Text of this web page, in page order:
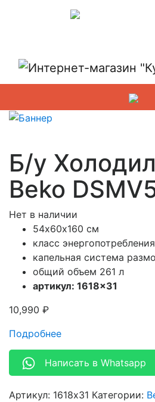
Б/у
Beko
Нет в наличии
54х60х160 см
класс
капельная система
общий объем 261 л
артикул: 1618×31
10,990 ₽
Подробнее
Написать в Whatsapp
Артикул: 1618x31 Категории: